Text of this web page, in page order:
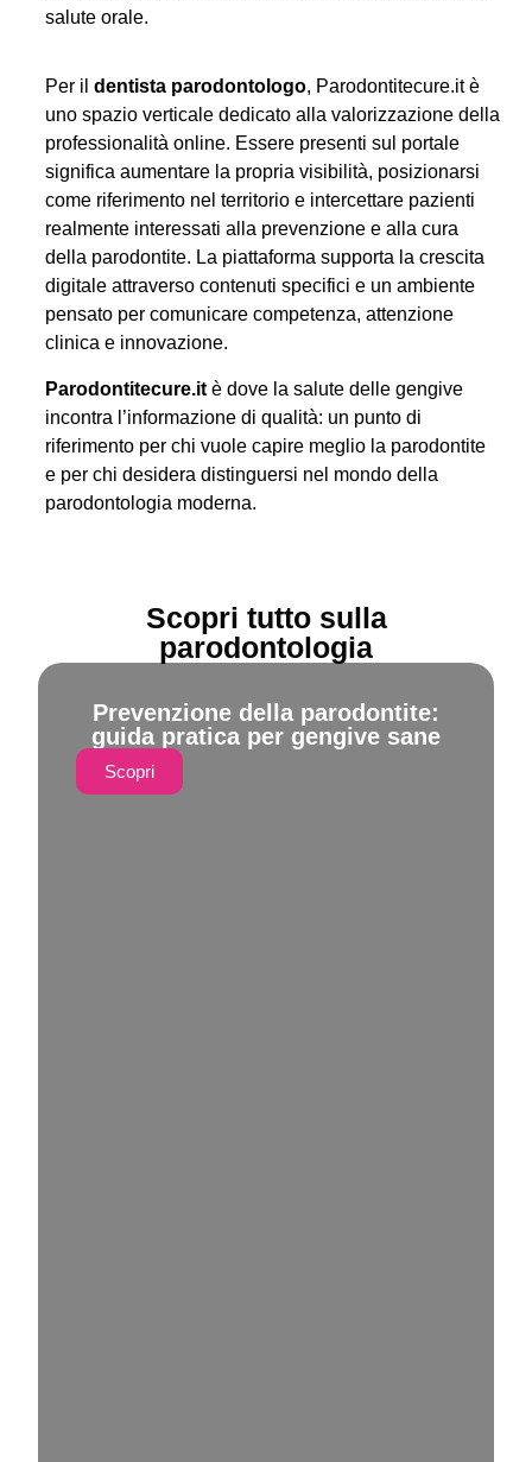
salute orale.
Per ildentista parodontologo, Parodontitecure.it è
uno spazio verticale dedicato alla valorizzazione della
professionalità online. Essere presenti sul portale
significa aumentare la propria visibilità, posizionarsi
come riferimento nel territorio e intercettare pazienti
realmente interessati alla prevenzione e alla cura
della parodontite. La piattaforma supporta la crescita
digitale attraverso contenuti specifici e un ambiente
pensato per comunicare competenza, attenzione
clinica e innovazione.
Parodontitecure.it è dove la salute delle gengive
incontra l’informazione di qualità: un punto di
riferimento per chi vuole capire meglio la parodontite
e per chi desidera distinguersi nel mondo della
parodontologia moderna.
Scopri tutto sulla
parodontologia
Prevenzione della parodontite:
guida pratica per gengive sane
Scopri